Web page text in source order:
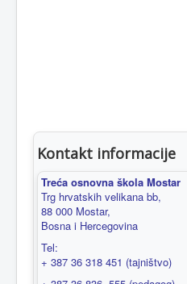
Kontakt informacije
Treća osnovna škola Mostar
Trg hrvatskih velikana bb,
88 000 Mostar,
Bosna i Hercegovina
Tel:
+ 387 36 318 451 (tajništvo)